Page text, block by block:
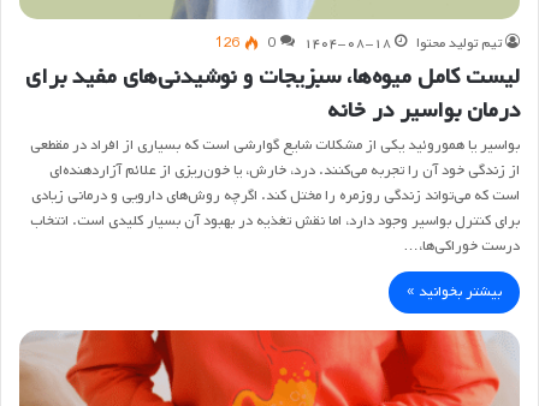
تیم تولید محتوا ۱۴۰۴-۰۸-۱۸ 0
126
لیست کامل میوه‌ها، سبزیجات و نوشیدنی‌های مفید برای
درمان بواسیر در خانه
بواسیر یا هموروئید یکی از مشکلات شایع گوارشی است که بسیاری از افراد در مقطعی
از زندگی خود آن را تجربه می‌کنند. درد، خارش، یا خون‌ریزی از علائم آزاردهنده‌ای
است که می‌تواند زندگی روزمره را مختل کند. اگرچه روش‌های دارویی و درمانی زیادی
برای کنترل بواسیر وجود دارد، اما نقش تغذیه در بهبود آن بسیار کلیدی است. انتخاب
درست خوراکی‌ها،…
بیشتر بخوانید »